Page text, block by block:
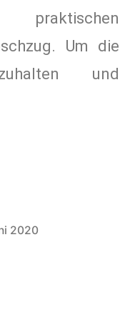
praktischen
Um die
und
2020